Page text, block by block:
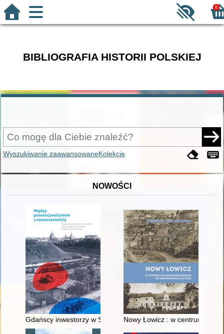
0
BIBLIOGRAFIA HISTORII POLSKIEJ
Wyszukiwanie zaawansowaneKolekcje
NOWOŚCI
Gdańscy inwestorzy w Sopocie : prestiż finansowy i
Nowy Łowicz : w centrum